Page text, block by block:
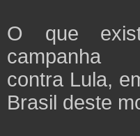
O que
campanha
contra Lula,
Brasil deste